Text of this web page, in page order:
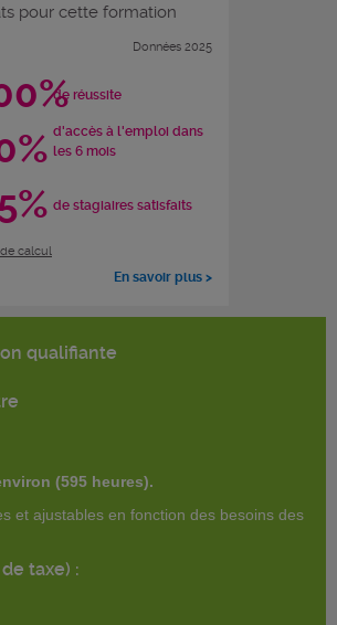
pour cette formation
Données 2025
de réussite
d'accès à l'emploi dans
les 6 mois
de stagiaires satisfaits
calcul
En savoir plus >
qualifiante
(595 heures).
et ajustables en fonction des besoins des
taxe) :